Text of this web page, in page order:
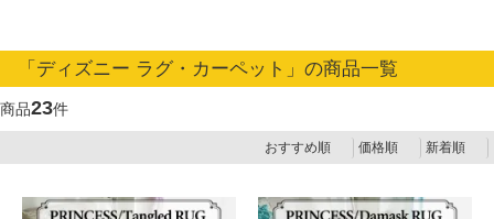
「ディズニー ラグ・カーペット」の商品一覧
商品23件
おすすめ順 価格順 新着順